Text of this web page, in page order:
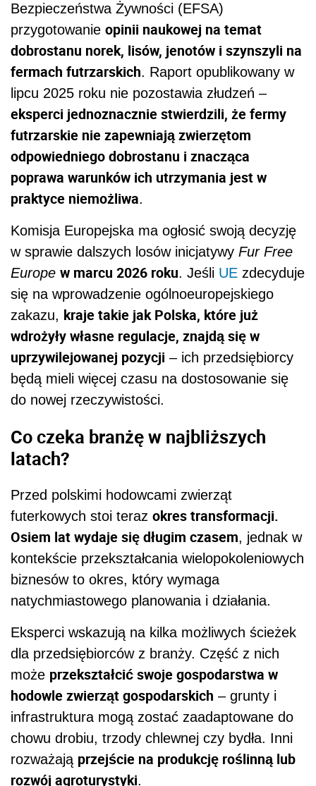
Bezpieczeństwa Żywności (EFSA)
przygotowanie opinii naukowej na temat
dobrostanu norek, lisów, jenotów i szynszyli na
fermach futrzarskich. Raport opublikowany w
lipcu 2025 roku nie pozostawia złudzeń –
eksperci jednoznacznie stwierdzili, że fermy
futrzarskie nie zapewniają zwierzętom
odpowiedniego dobrostanu i znacząca
poprawa warunków ich utrzymania jest w
praktyce niemożliwa.
Komisja Europejska ma ogłosić swoją decyzję
w sprawie dalszych losów inicjatywy Fur Free
Europe w marcu 2026 roku. Jeśli UE zdecyduje
się na wprowadzenie ogólnoeuropejskiego
zakazu, kraje takie jak Polska, które już
wdrożyły własne regulacje, znajdą się w
uprzywilejowanej pozycji – ich przedsiębiorcy
będą mieli więcej czasu na dostosowanie się
do nowej rzeczywistości.
Co czeka branżę w najbliższych
latach?
Przed polskimi hodowcami zwierząt
futerkowych stoi teraz okres transformacji.
Osiem lat wydaje się długim czasem, jednak w
kontekście przekształcania wielopokoleniowych
biznesów to okres, który wymaga
natychmiastowego planowania i działania.
Eksperci wskazują na kilka możliwych ścieżek
dla przedsiębiorców z branży. Część z nich
może przekształcić swoje gospodarstwa w
hodowle zwierząt gospodarskich – grunty i
infrastruktura mogą zostać zaadaptowane do
chowu drobiu, trzody chlewnej czy bydła. Inni
rozważają przejście na produkcję roślinną lub
rozwój agroturystyki.